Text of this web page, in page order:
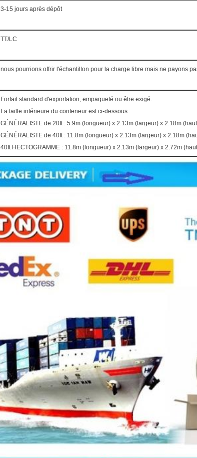
3-15 jours après dépôt
TT/LC
nous pourrions offrir l'échantillon pour la charge libre mais ne payons
Forfait standard d'exportation, empaqueté ou être exigé.
La taille intérieure du conteneur est ci-dessous :
GÉNÉRALISTE de 20ft : 5.9m (longueur) x 2.13m (largeur) x 2.18m
GÉNÉRALISTE de 40ft : 11.8m (longueur) x 2.13m (largeur) x 2.18m
40ft HECTOGRAMME : 11.8m (longueur) x 2.13m (largeur) x 2.72m